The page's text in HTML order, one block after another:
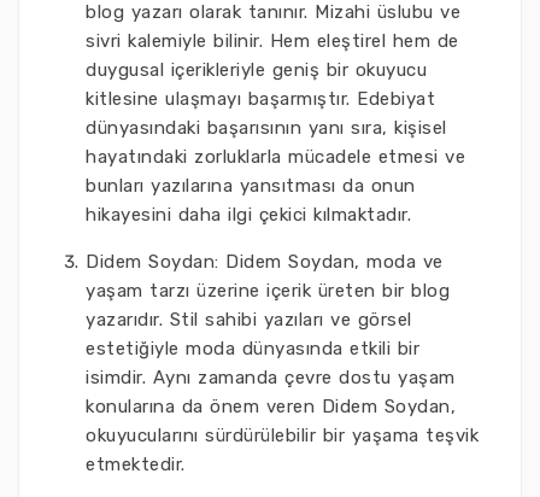
blog yazarı olarak tanınır. Mizahi üslubu ve
sivri kalemiyle bilinir. Hem eleştirel hem de
duygusal içerikleriyle geniş bir okuyucu
kitlesine ulaşmayı başarmıştır. Edebiyat
dünyasındaki başarısının yanı sıra, kişisel
hayatındaki zorluklarla mücadele etmesi ve
bunları yazılarına yansıtması da onun
hikayesini daha ilgi çekici kılmaktadır.
Didem Soydan: Didem Soydan, moda ve
yaşam tarzı üzerine içerik üreten bir blog
yazarıdır. Stil sahibi yazıları ve görsel
estetiğiyle moda dünyasında etkili bir
isimdir. Aynı zamanda çevre dostu yaşam
konularına da önem veren Didem Soydan,
okuyucularını sürdürülebilir bir yaşama teşvik
etmektedir.